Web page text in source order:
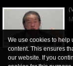
We use cookies to help
content. This ensures
our website. If you